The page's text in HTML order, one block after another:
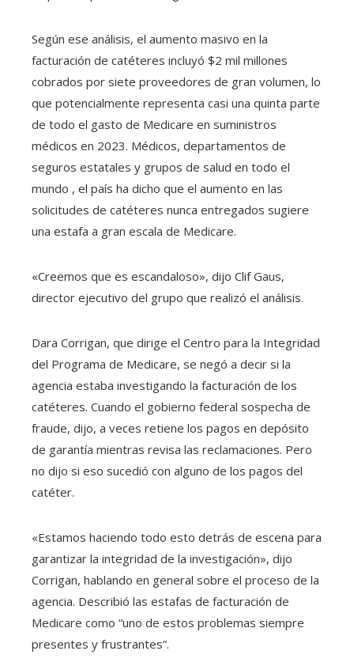
Según ese análisis, el aumento masivo en la
facturación de catéteres incluyó $2 mil millones
cobrados por siete proveedores de gran volumen, lo
que potencialmente representa casi una quinta parte
de todo el gasto de Medicare en suministros
médicos en 2023. Médicos, departamentos de
seguros estatales y grupos de salud en todo el
mundo , el país ha dicho que el aumento en las
solicitudes de catéteres nunca entregados sugiere
una estafa a gran escala de Medicare.
«Creemos que es escandaloso», dijo Clif Gaus,
director ejecutivo del grupo que realizó el análisis.
Dara Corrigan, que dirige el Centro para la Integridad
del Programa de Medicare, se negó a decir si la
agencia estaba investigando la facturación de los
catéteres. Cuando el gobierno federal sospecha de
fraude, dijo, a veces retiene los pagos en depósito
de garantía mientras revisa las reclamaciones. Pero
no dijo si eso sucedió con alguno de los pagos del
catéter.
«Estamos haciendo todo esto detrás de escena para
garantizar la integridad de la investigación», dijo
Corrigan, hablando en general sobre el proceso de la
agencia. Describió las estafas de facturación de
Medicare como “uno de estos problemas siempre
presentes y frustrantes”.